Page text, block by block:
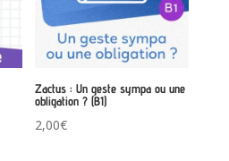
Zactus : Un geste sympa ou une
obligation ? (B1)
2,00€